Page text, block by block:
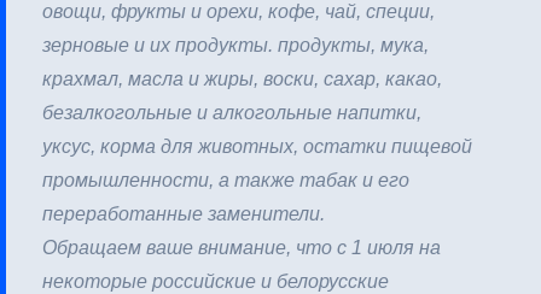
овощи, фрукты и орехи, кофе, чай, специи,
зерновые и их продукты. продукты, мука,
крахмал, масла и жиры, воски, сахар, какао,
безалкогольные и алкогольные напитки,
уксус, корма для животных, остатки пищевой
промышленности, а также табак и его
переработанные заменители.
Обращаем ваше внимание, что с 1 июля на
некоторые российские и белорусские